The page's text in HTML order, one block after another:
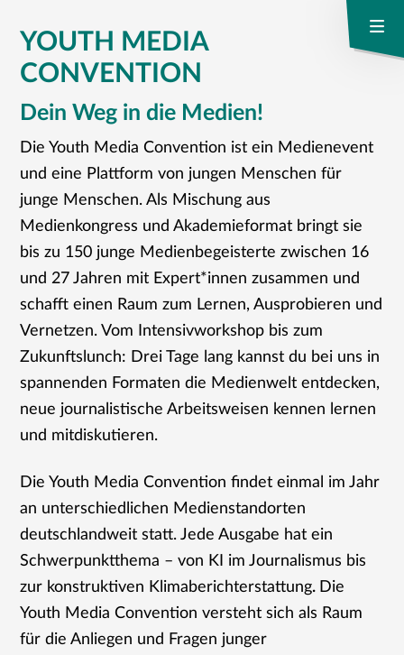
YOUTH MEDIA
CONVENTION
Dein Weg in die Medien!
Die Youth Media Convention ist ein Medienevent
und eine Plattform von jungen Menschen für
junge Menschen. Als Mischung aus
Medienkongress und Akademieformat bringt sie
bis zu 150 junge Medienbegeisterte zwischen 16
und 27 Jahren mit Expert*innen zusammen und
schafft einen Raum zum Lernen, Ausprobieren und
Vernetzen. Vom Intensivworkshop bis zum
Zukunftslunch: Drei Tage lang kannst du bei uns in
spannenden Formaten die Medienwelt entdecken,
neue journalistische Arbeitsweisen kennen lernen
und mitdiskutieren.
Die Youth Media Convention findet einmal im Jahr
an unterschiedlichen Medienstandorten
deutschlandweit statt. Jede Ausgabe hat ein
Schwerpunktthema – von KI im Journalismus bis
zur konstruktiven Klimaberichterstattung. Die
Youth Media Convention versteht sich als Raum
für die Anliegen und Fragen junger